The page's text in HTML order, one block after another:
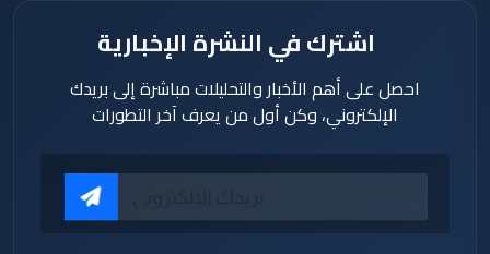
اشترك في النشرة الإخبارية
احصل على أهم الأخبار والتحليلات مباشرة إلى بريدك
الإلكتروني، وكن أول من يعرف آخر التطورات